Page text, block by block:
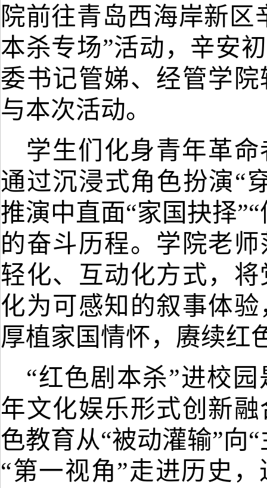
院前往青岛西海岸新区
本杀专场”活动，辛安
委书记管娣、经管学
与本次活动。
学生们化身青年革
通过沉浸式角色扮演“
推演中直面“家国抉择
的奋斗历程。 学院老师
轻化、互动化方式，
化为可感知的叙事体验
厚植家国情怀，赓续红
“红色剧本杀”进校园
年文化娱乐形式创新融
色教育从“被动灌输”向
“第一视角”走进历史，